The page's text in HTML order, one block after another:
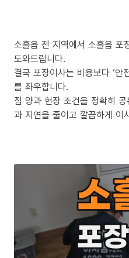
소흘읍 전 지역에서 소흘읍 포
도와드립니다.
결국 포장이사는 비용보다 ‘
를 좌우합니다.
짐 양과 현장 조건을 정확히
과 지연을 줄이고 깔끔하게 이